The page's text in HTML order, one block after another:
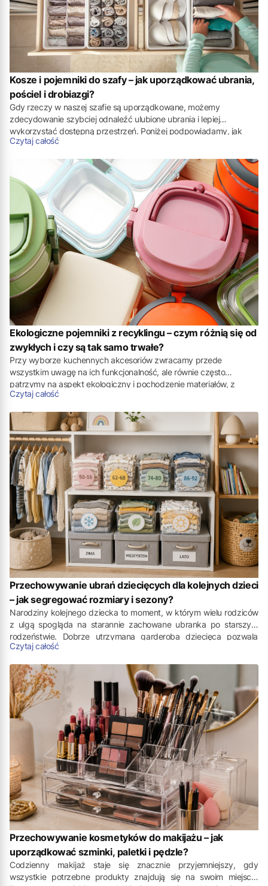
Kosze i pojemniki do szafy – jak uporządkować ubrania,
pościel i drobiazgi?
Gdy rzeczy w naszej szafie są uporządkowane, możemy
zdecydowanie szybciej odnaleźć ulubione ubrania i lepiej
wykorzystać dostępną przestrzeń. Poniżej podpowiadamy, jak
możemy wykorzystać
przedmioty. Pokazujemy również, jak stworzyć funkcjonalną
garderobę, w której każda rzecz będzie na swoim miejscu.
Czytaj całość
Ekologiczne pojemniki z recyklingu – czym różnią się od
zwykłych i czy są tak samo trwałe?
Przy wyborze kuchennych akcesoriów zwracamy przede
wszystkim uwagę na ich funkcjonalność, ale równie często
patrzymy na aspekt ekologiczny i pochodzenie materiałów, z
których wykonane zostały nasze pojemniki. Wyjaśnijmy, czym
rozwiązania dorównują jakością tradycyjnym produktom.
Czytaj całość
Przechowywanie ubrań dziecięcych dla kolejnych dzieci
– jak segregować rozmiary i sezony?
Narodziny kolejnego dziecka to moment, w którym wielu rodziców
z ulgą spogląda na starannie zachowane ubranka po starszym
rodzeństwie. Dobrze utrzymana garderoba dziecięca pozwala
ograniczyć wydatki, a jednocześnie daje pewność, że maluch
miesiącach lub latach nie zmierzyć się z chaosem pełnym
pomieszanych rozmiarów i sezonów, niezbędne staje się
przemyślane przechowywanie ubranek dziecięcych.
Czytaj całość
Przechowywanie kosmetyków do makijażu – jak
uporządkować szminki, paletki i pędzle?
Codzienny makijaż staje się znacznie przyjemniejszy, gdy
wszystkie potrzebne produkty znajdują się na swoim miejscu.